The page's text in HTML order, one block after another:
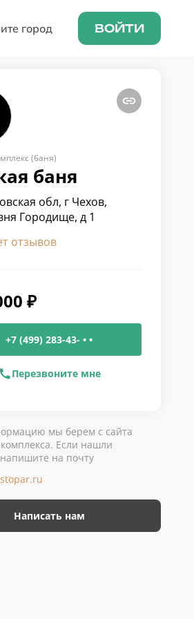
город ВОЙТИ
(баня)
баня
обл, г Чехов,
Городище, д 1
отзывов
₽
+7 (499) 283-43- • •
Перезвоните мне
мы берем с сайта
Если нашли
на почту
Написать нам